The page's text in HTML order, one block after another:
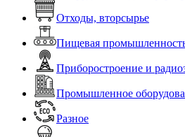
Отходы, вторсырье
Пищевая
Приборостроение и
Промышленное
Разное